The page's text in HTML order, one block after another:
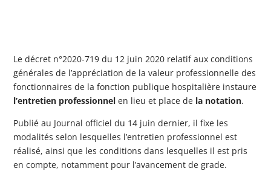
Le décret n°2020-719 du 12 juin 2020 relatif aux conditions
générales de l’appréciation de la valeur professionnelle des
fonctionnaires de la fonction publique hospitalière instaure
l’entretien professionnel en lieu et place dela notation.
Publié au Journal officiel du 14 juin dernier, il fixe les
modalités selon lesquelles l’entretien professionnel est
réalisé, ainsi que les conditions dans lesquelles il est pris
en compte, notamment pour l’avancement de grade.